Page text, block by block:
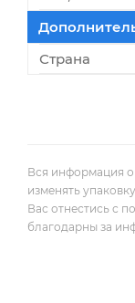
Страна
Вся информация о
изменять
Вас отнестись с
благодарны за